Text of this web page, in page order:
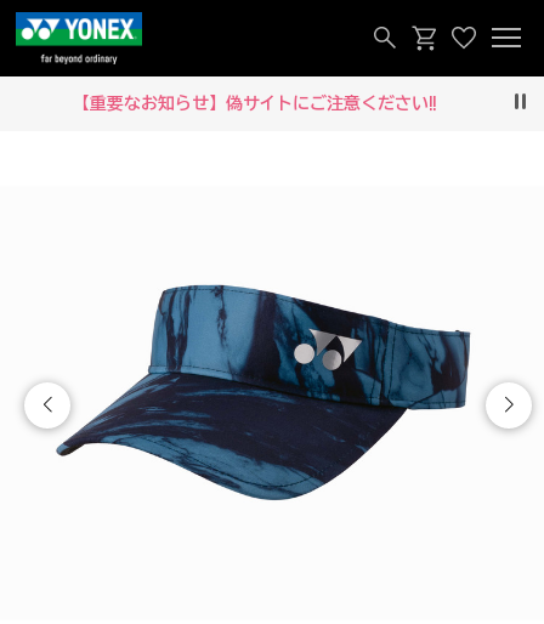
【重要なお知らせ】偽サイトにご注意ください‼